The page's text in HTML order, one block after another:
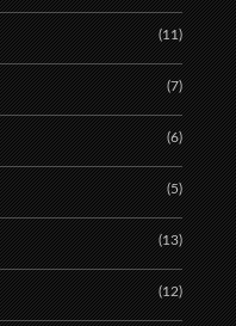
(11)
(7)
(6)
(5)
(13)
(12)